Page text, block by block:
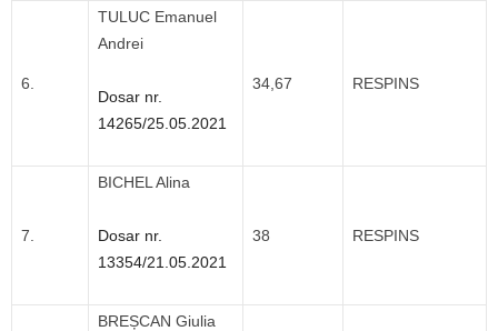
6.
TULUC Emanuel
Andrei
Dosar nr.
14265/25.05.2021
34,67 RESPINS
7.
BICHEL Alina
Dosar nr.
13354/21.05.2021
38 RESPINS
BREȘCAN Giulia